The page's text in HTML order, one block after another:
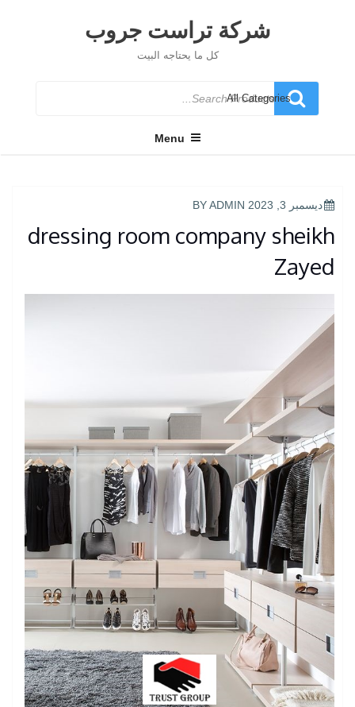
شركة تراست جروب
كل ما يحتاجه البيت
Search
for
Menu
POSTED
ديسمبر 3, 2023 ADMIN
dressing room company sheikh
Zayed